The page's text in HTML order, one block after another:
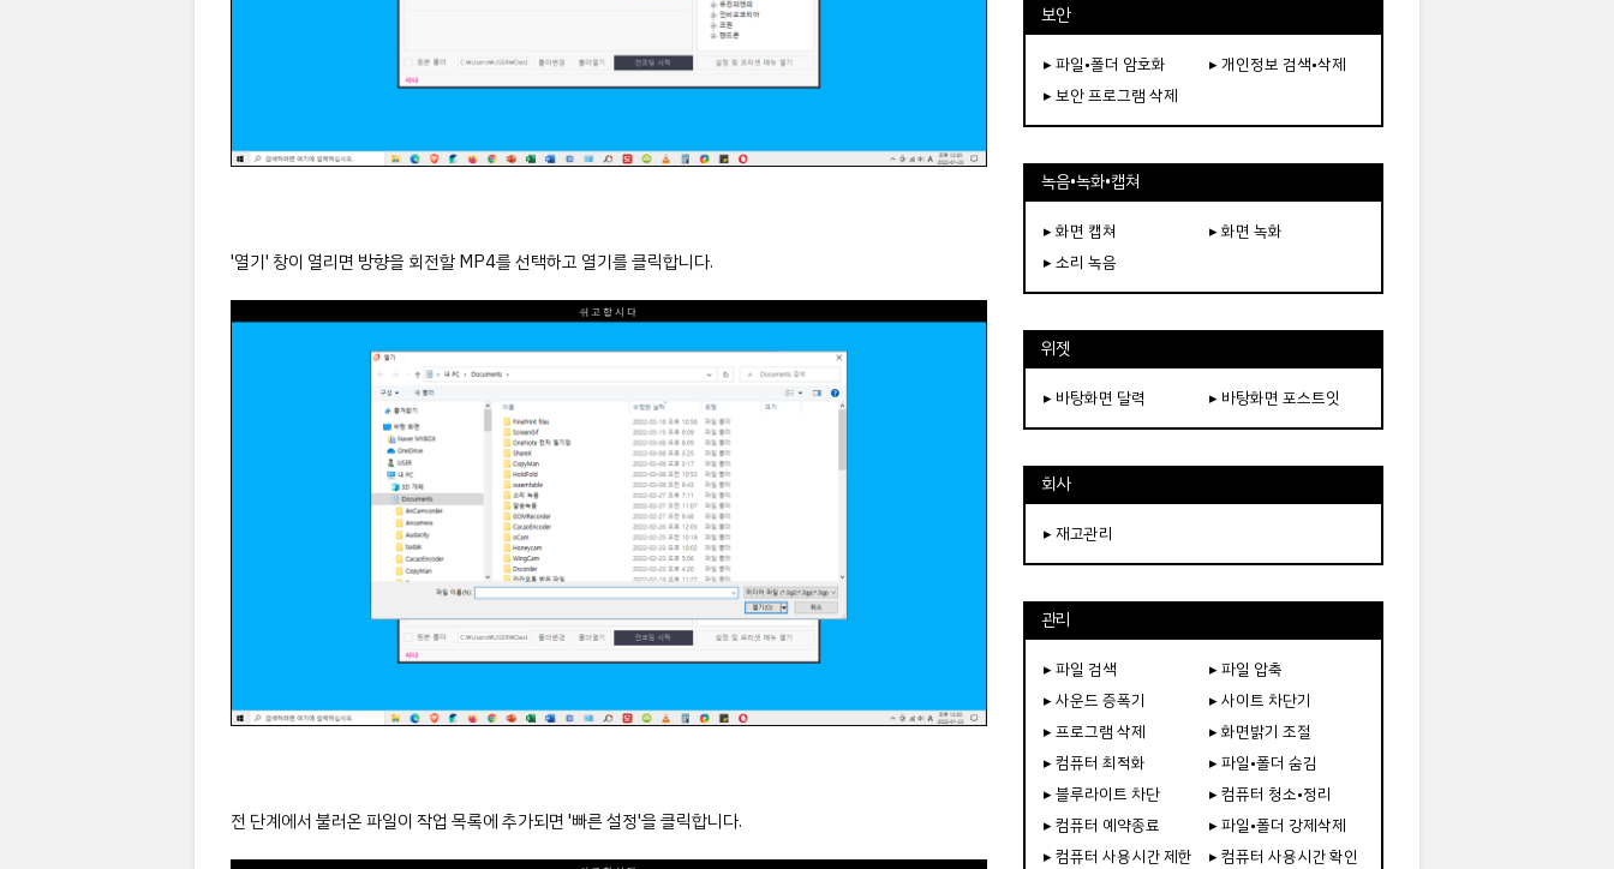
'열기' 창이 열리면 방향을 회전할 MP4를 선택하고 열기를 클릭합니다.
전 단계에서 불러온 파일이 작업 목록에 추가되면 '빠른 설정'을 클릭합니다.
보안
▸ 파일•폴더 암호화
▸ 개인정보 검색•삭제
▸ 보안 프로그램 삭제
녹음•녹화•캡쳐
▸ 화면 캡쳐
▸ 화면 녹화
▸ 소리 녹음
위젯
▸ 바탕화면 달력 ▸ 바탕화면 포스트잇
회사
▸ 재고관리
관리
▸ 파일 검색
▸ 파일 압축
▸ 사운드 증폭기
▸ 사이트 차단기
▸ 프로그램 삭제
▸ 화면밝기 조절
▸ 컴퓨터 최적화
▸ 파일•폴더 숨김
▸ 블루라이트 차단
▸ 컴퓨터 청소•정리
▸ 컴퓨터 예약종료
▸ 파일•폴더 강제삭제
▸ 컴퓨터 사용시간 제한
▸ 컴퓨터 사용시간 확인